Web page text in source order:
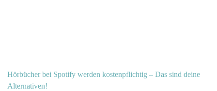
Hörbücher bei Spotify werden kostenpflichtig – Das sind deine
Alternativen!